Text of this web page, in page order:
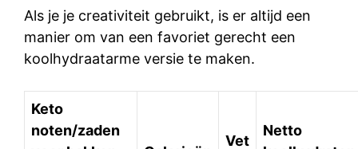
Als je je creativiteit gebruikt, is er altijd een
manier om van een favoriet gerecht een
koolhydraatarme versie te maken.
Keto
noten/zaden
Vet
Netto